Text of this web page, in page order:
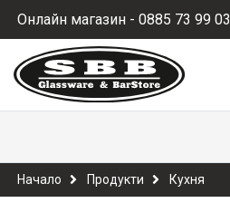
Онлайн магазин - 0885 73 99 03
Начало Продукти Кухня